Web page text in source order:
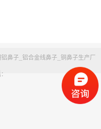
鼻子_铝合金线鼻子_铜鼻子生产厂